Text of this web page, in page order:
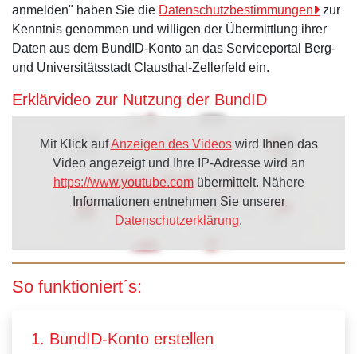
anmelden" haben Sie die Datenschutzbestimmungen
zur
Kenntnis genommen und willigen der Übermittlung ihrer
Daten aus dem BundID-Konto an das Serviceportal Berg-
und Universitätsstadt Clausthal-Zellerfeld ein.
Erklärvideo zur Nutzung der BundID
Mit Klick aufAnzeigen des Videoswird Ihnen das
Video angezeigt und Ihre IP-Adresse wird an
https://www.youtube.comübermittelt. Nähere
Informationen entnehmen Sie unserer
Datenschutzerklärung.
So funktioniert´s:
1. BundID-Konto erstellen